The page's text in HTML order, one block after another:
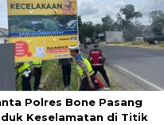
Polres Bone Pasang
Keselamatan di Titik